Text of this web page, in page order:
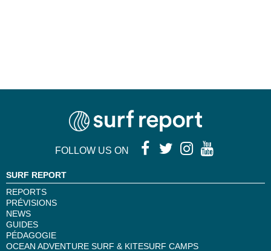
FOLLOW US ON
SURF REPORT
REPORTS
PRÉVISIONS
NEWS
GUIDES
PÉDAGOGIE
OCEAN ADVENTURE SURF & KITESURF CAMPS